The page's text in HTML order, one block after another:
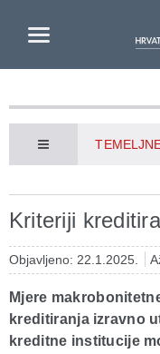
Kriteriji
Objavljeno: 22.1.2025.
Mjere
kreditiranja izravno
kreditne institucije